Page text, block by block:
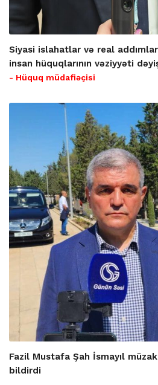
Siyasi islahatlar və real
insan hüquqlarının vəziyyəti
- Hüquq müdafiəçisi
Fazil Mustafa Şah İsmayıl
bildirdi